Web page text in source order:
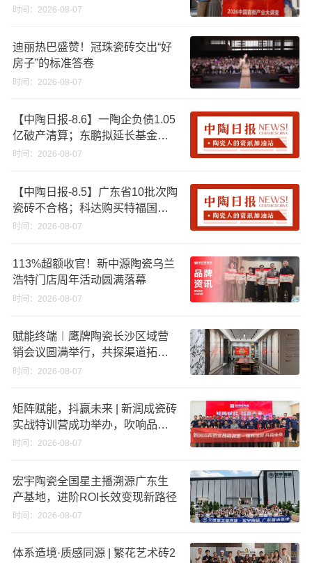
时间：2026-08-07
迪丽热巴盛赞！冠珠瓷砖交出“好
房子”的标准答卷
时间：2026-08-07
【中陶日报-8.6】一陶企负债1.05
亿破产清算；东鹏拟延长基金投
资期限；工信部开展建陶行业能
时间：2026-08-07
【中陶日报-8.5】广东省10批次陶
瓷砖不合格；科达购买特福国际
股份申请未通过；蒙娜丽莎5千万
破18亿元
时间：2026-08-07
113%超额收官！新中源陶瓷乌兰
浩特门店周年活动圆满落幕
时间：2026-08-07
赋能终端︱鹰牌陶瓷长沙区域营
销会议圆满举行，共探渠道拓展
与门店升级新路径
时间：2026-08-07
矩阵赋能，抖赢未来 | 新润成瓷砖
实战特训营成功举办，吹响品牌
秋季营销冲锋号！
时间：2026-08-07
宏宇陶瓷全国星主播溯源广东生
产基地，进阶ROI长效变现新路径
时间：2026-08-07
体系造境·质感同源 | 繁花艺术砖2